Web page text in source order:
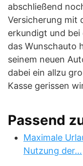
abschließend
Versicherung mit
erkundigt und bei
das Wunschauto
seinem neuen
dabei ein allzu
Kasse gerissen
Passend
Maximale
Nutzung der…